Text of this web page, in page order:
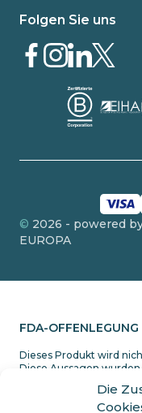
Die
Folgen Sie uns
© 2026 - powered
EUROPA
FDA-OFFENLEGUNG
Dieses Produkt wird
Diese Aussagen
behandeln oder zu
Arzt, bevor Sie eine